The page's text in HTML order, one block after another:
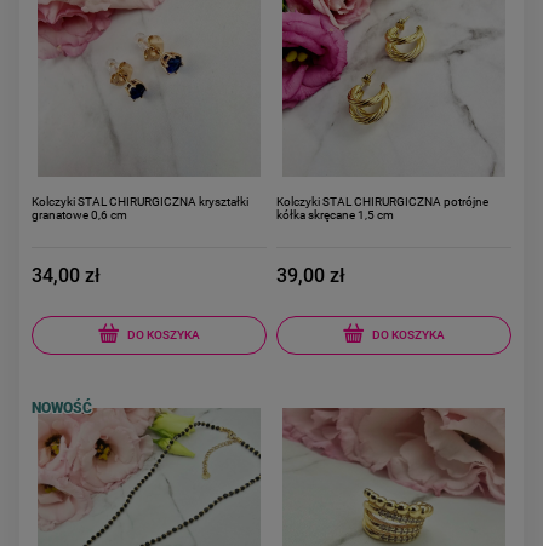
Kolczyki STAL CHIRURGICZNA kryształki
granatowe 0,6 cm
34,00 zł
DO KOSZYKA
Kolczyki STAL CHIRURGICZNA potrójne
kółka skręcane 1,5 cm
39,00 zł
DO KOSZYKA
NOWOŚĆ